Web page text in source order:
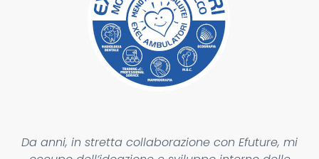
Da anni, in stretta collaborazione con Efuture, mi